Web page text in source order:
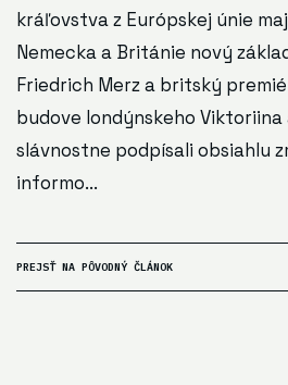
kráľovstva z Európskej únie
Nemecka a Británie nový
Friedrich Merz a britský
budove londýnskeho
slávnostne podpísali obsiahlu
informo...
PREJSŤ NA PÔVODNÝ ČLÁNOK